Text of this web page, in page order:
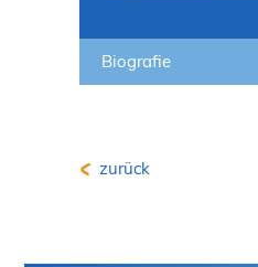
Biografie
zurück